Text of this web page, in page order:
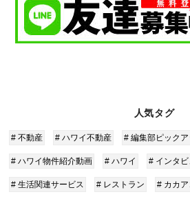
人気タグ
# 不動産 # ハワイ不動産 # 編集部ピック
# ハワイ物件紹介動画 # ハワイ # インタビ
# 生活関連サービス # レストラン # カカア